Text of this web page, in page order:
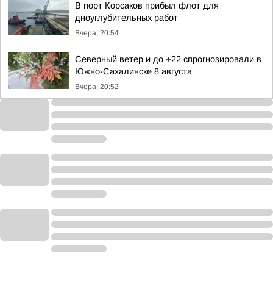
В порт Корсаков прибыл флот для
дноуглубительных работ
Вчера, 20:54
Северный ветер и до +22 спрогнозировали в
Южно-Сахалинске 8 августа
Вчера, 20:52